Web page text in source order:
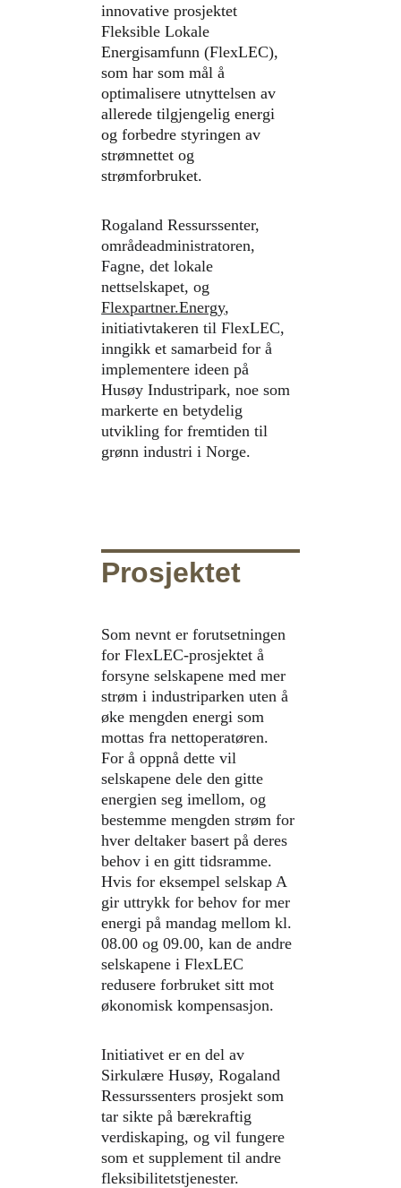
innovative prosjektet
Fleksible Lokale
Energisamfunn (FlexLEC),
som har som mål å
optimalisere utnyttelsen av
allerede tilgjengelig energi
og forbedre styringen av
strømnettet og
strømforbruket.
Rogaland Ressurssenter,
områdeadministratoren,
Fagne, det lokale
nettselskapet, og
Flexpartner.Energy,
initiativtakeren til FlexLEC,
inngikk et samarbeid for å
implementere ideen på
Husøy Industripark, noe som
markerte en betydelig
utvikling for fremtiden til
grønn industri i Norge.
Prosjektet
Som nevnt er forutsetningen
for FlexLEC-prosjektet å
forsyne selskapene med mer
strøm i industriparken uten å
øke mengden energi som
mottas fra nettoperatøren.
For å oppnå dette vil
selskapene dele den gitte
energien seg imellom, og
bestemme mengden strøm for
hver deltaker basert på deres
behov i en gitt tidsramme.
Hvis for eksempel selskap A
gir uttrykk for behov for mer
energi på mandag mellom kl.
08.00 og 09.00, kan de andre
selskapene i FlexLEC
redusere forbruket sitt mot
økonomisk kompensasjon.
Initiativet er en del av
Sirkulære Husøy, Rogaland
Ressurssenters prosjekt som
tar sikte på bærekraftig
verdiskaping, og vil fungere
som et supplement til andre
fleksibilitetstjenester.